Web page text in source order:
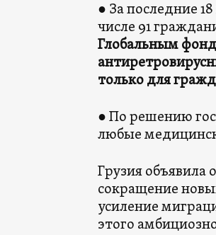
● За последние
числе 91
Глобальным
только для
● По решению
любые
Грузия
сокращение
усиление
этого